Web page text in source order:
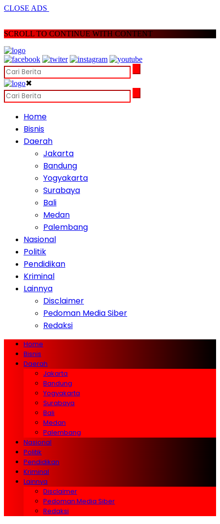
CLOSE ADS
SCROLL TO CONTINUE WITH CONTENT
✖
Home
Bisnis
Daerah
Jakarta
Bandung
Yogyakarta
Surabaya
Bali
Medan
Palembang
Nasional
Politik
Pendidikan
Kriminal
Lainnya
Disclaimer
Pedoman Media Siber
Redaksi
Home
Bisnis
Daerah
Jakarta
Bandung
Yogyakarta
Surabaya
Bali
Medan
Palembang
Nasional
Politik
Pendidikan
Kriminal
Lainnya
Disclaimer
Pedoman Media Siber
Redaksi